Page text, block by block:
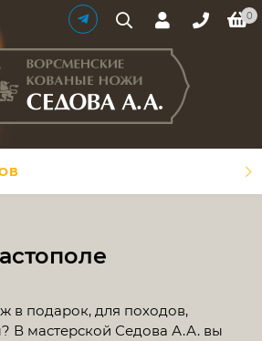
0
в подарок, для походов,
В мастерской Седова А.А. вы